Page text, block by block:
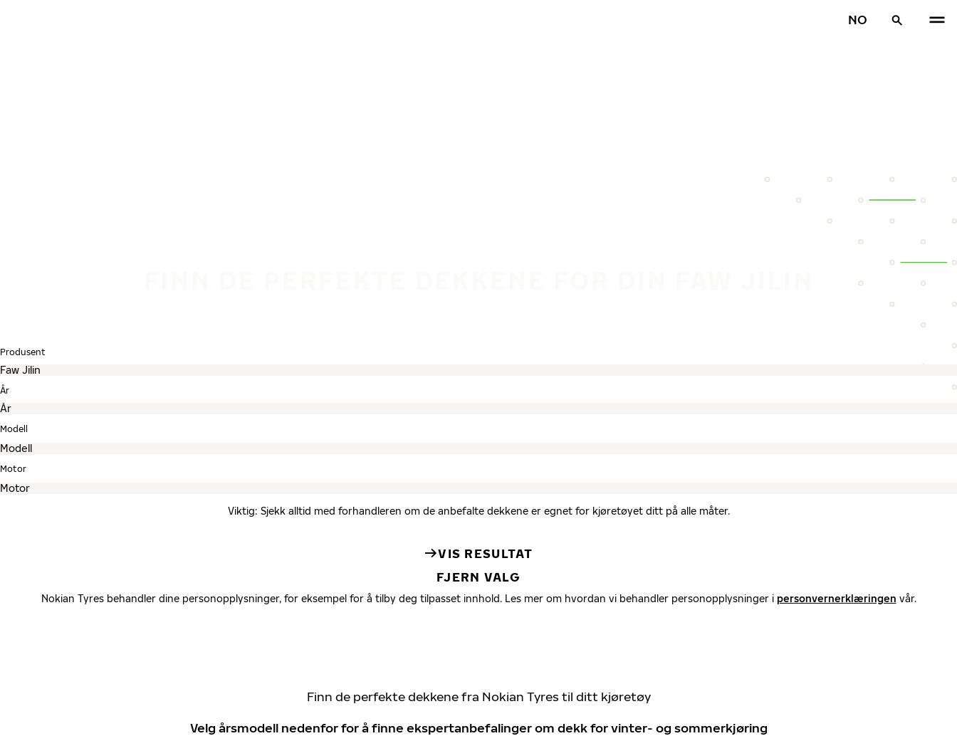
NO
Produsent
År
Modell
Motor
Viktig: Sjekk alltid med forhandleren om de anbefalte dekkene er egnet for kjøretøyet ditt på alle måter.
VIS RESULTAT
FJERN VALG
Nokian Tyres behandler dine personopplysninger, for eksempel for å tilby deg tilpasset innhold. Les mer om hvordan vi behandler personopplysninger i personvernerklæringen vår.
Finn de perfekte dekkene fra Nokian Tyres til ditt kjøretøy
Velg årsmodell nedenfor for å finne ekspertanbefalinger om dekk for vinter- og sommerkjøring